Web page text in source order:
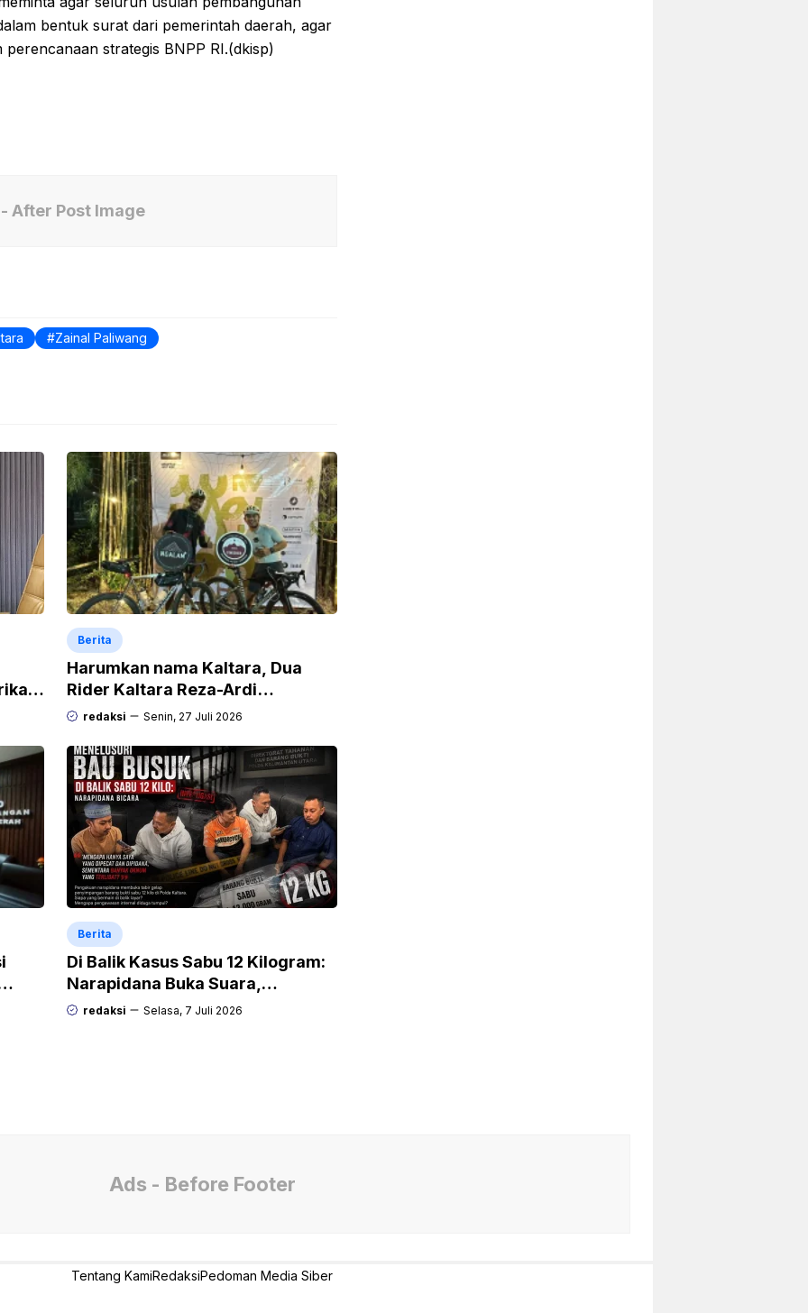
bentuk surat dari pemerintah daerah, agar
strategis BNPP RI.(dkisp)
After Post Image
Zainal Paliwang
Berita
Harumkan nama Kaltara, Dua
Rider Kaltara Reza-Ardi
menuntaskan tantangan ekstrem
redaksi Senin, 27 Juli 2026
Berita
Di Balik Kasus Sabu 12 Kilogram:
Narapidana Buka Suara,
“Mengapa Hanya Saya yang
redaksi Selasa, 7 Juli 2026
Ads - Before Footer
Tentang KamiRedaksiPedoman Media Siber